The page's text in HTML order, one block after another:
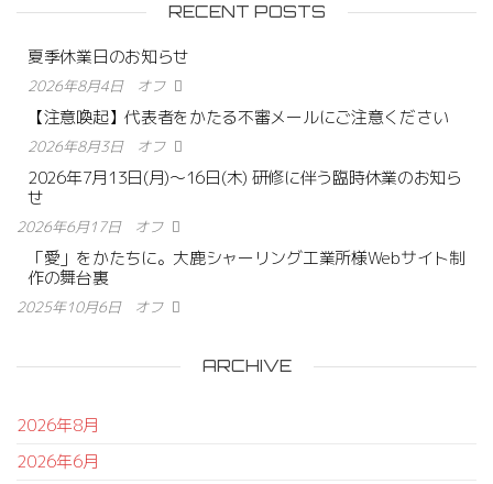
RECENT POSTS
夏季休業日のお知らせ
2026年8月4日 オフ
【注意喚起】代表者をかたる不審メールにご注意ください
2026年8月3日 オフ
2026年7月13日(月)〜16日(木) 研修に伴う臨時休業のお知ら
せ
2026年6月17日 オフ
「愛」をかたちに。大鹿シャーリング工業所様Webサイト制
作の舞台裏
2025年10月6日 オフ
ARCHIVE
2026年8月
2026年6月